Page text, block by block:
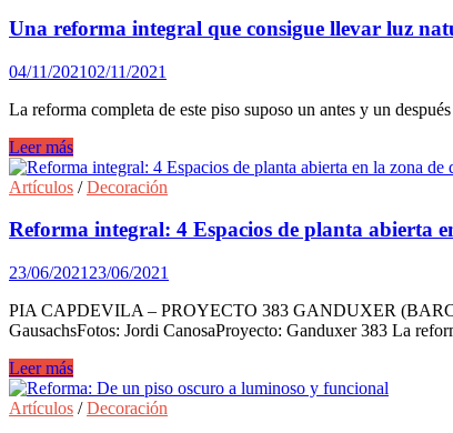
clásico
y
muy
actual
diseñado
Pia
Capdevila.
Una reforma integral que consigue llevar luz
04/11/202102/11/2021
La reforma completa de este piso suposo un antes y un
Una
reforma
integral
consigue
luz
natural
hasta
el
rincón.
Leer más
Artículos /Decoración
Reforma integral: 4 Espacios de planta abierta
23/06/2021 23/06/2021
PIA CAPDEVILA – PROYECTO 383 GANDUXER
GausachsFotos: Jordi CanosaProyecto: Ganduxer 383 La
Reforma
integral:
4
Leer más
Artículos /Decoración